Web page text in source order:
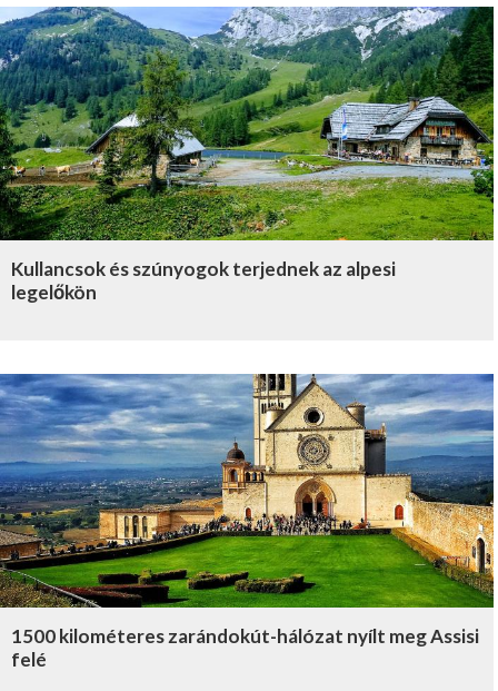
Kullancsok és szúnyogok terjednek az alpesi
legelőkön
1500 kilométeres zarándokút-hálózat nyílt meg Assisi
felé